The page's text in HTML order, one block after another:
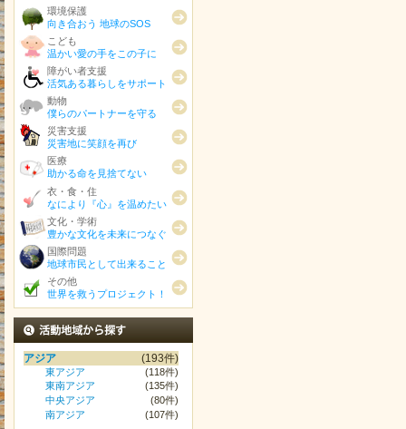
環境保護
向き合おう 地球のSOS
こども
温かい愛の手をこの子に
障がい者支援
活気ある暮らしをサポート
動物
僕らのパートナーを守る
災害支援
災害地に笑顔を再び
医療
助かる命を見捨てない
衣・食・住
なにより『心』を温めたい
文化・学術
豊かな文化を未来につなぐ
国際問題
地球市民として出来ること
その他
世界を救うプロジェクト！
活動地域から探す
アジア (193件)
東アジア
(118件)
東南アジア
(135件)
中央アジア
(80件)
南アジア
(107件)